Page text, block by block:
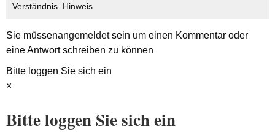
Verständnis. Hinweis
Sie müssenangemeldetsein um einen Kommentar oder
eine Antwort schreiben zu können
Bitte loggen Sie sich ein
×
Bitte loggen Sie sich ein